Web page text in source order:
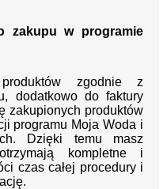
zakupu w programie
zgodnie z
dodatkowo do faktury
zakupionych produktów
programu Moja Woda i
Dzięki temu masz
kompletne i
czas całej procedury i